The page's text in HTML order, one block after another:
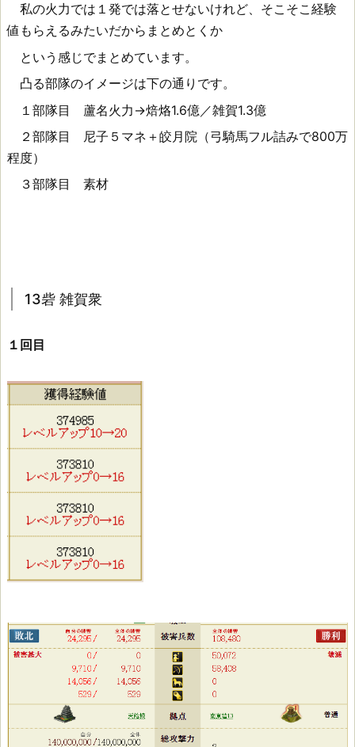
私の火力では１発では落とせないけれど、そこそこ経験
値もらえるみたいだからまとめとくか
という感じでまとめています。
凸る部隊のイメージは下の通りです。
１部隊目 蘆名火力→焙烙1.6億／雑賀1.3億
２部隊目 尼子５マネ＋皎月院（弓騎馬フル詰みで800万
程度）
３部隊目 素材
13砦 雑賀衆
１回目